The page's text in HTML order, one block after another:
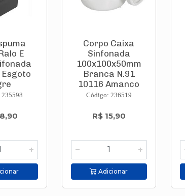
E
Esgoto
Corpo Caixa
Sinfonada
100x100x50mm
Branca N.91
10116 Amanco
Código: 236519
R$ 15,90
Adicionar